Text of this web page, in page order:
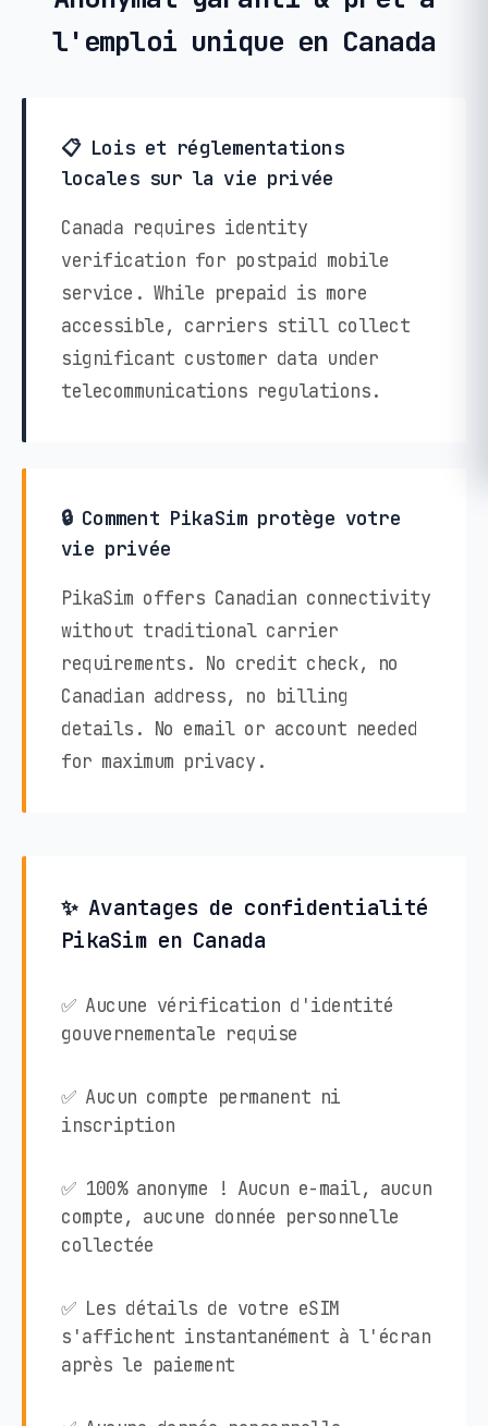
l'emploi unique en Canada
📋 Lois et réglementations
locales sur la vie privée
Canada requires identity
verification for postpaid mobile
service. While prepaid is more
accessible, carriers still collect
significant customer data under
telecommunications regulations.
🔒 Comment PikaSim protège votre
vie privée
PikaSim offers Canadian connectivity
without traditional carrier
requirements. No credit check, no
Canadian address, no billing
details. No email or account needed
for maximum privacy.
✨ Avantages de confidentialité
PikaSim en Canada
✅ Aucune vérification d'identité
gouvernementale requise
✅ Aucun compte permanent ni
inscription
✅ 100% anonyme ! Aucun e-mail, aucun
compte, aucune donnée personnelle
collectée
✅ Les détails de votre eSIM
s'affichent instantanément à l'écran
après le paiement